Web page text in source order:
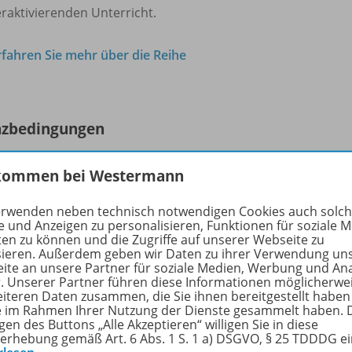
Unterricht.
Sie mehr über die Reihe
der BiBox-Lizenzfür Lehrer/-innenist nur für
Benutzerkonto bei der Westermann Gruppe möglich. Eine
Lehrkraft, eineKollegiumslizenzberechtigt zur
gilt für unbestimmte Zeit, solange die BiBox
die Lizenz1 Schuljahrgilt: Beim Kauf ab 01.05. endet
Beim Kauf bis zum 30.04. endet die
bei Westermann
neben technisch notwendigen Cookies auch
und Anzeigen zu personalisieren, Funktionen für soziale
zu können und die Zugriffe auf unserer Webseite zu
Außerdem geben wir Daten zu ihrer Verwendung
an unsere Partner für soziale Medien, Werbung und
Unserer Partner führen diese Informationen
Daten zusammen, die Sie ihnen bereitgestellt
im Rahmen Ihrer Nutzung der Dienste gesammelt haben.
des Buttons „Alle Akzeptieren“ willigen Sie in diese
gemäß Art. 6 Abs. 1 S. 1 a) DSGVO, § 25 TDDDG